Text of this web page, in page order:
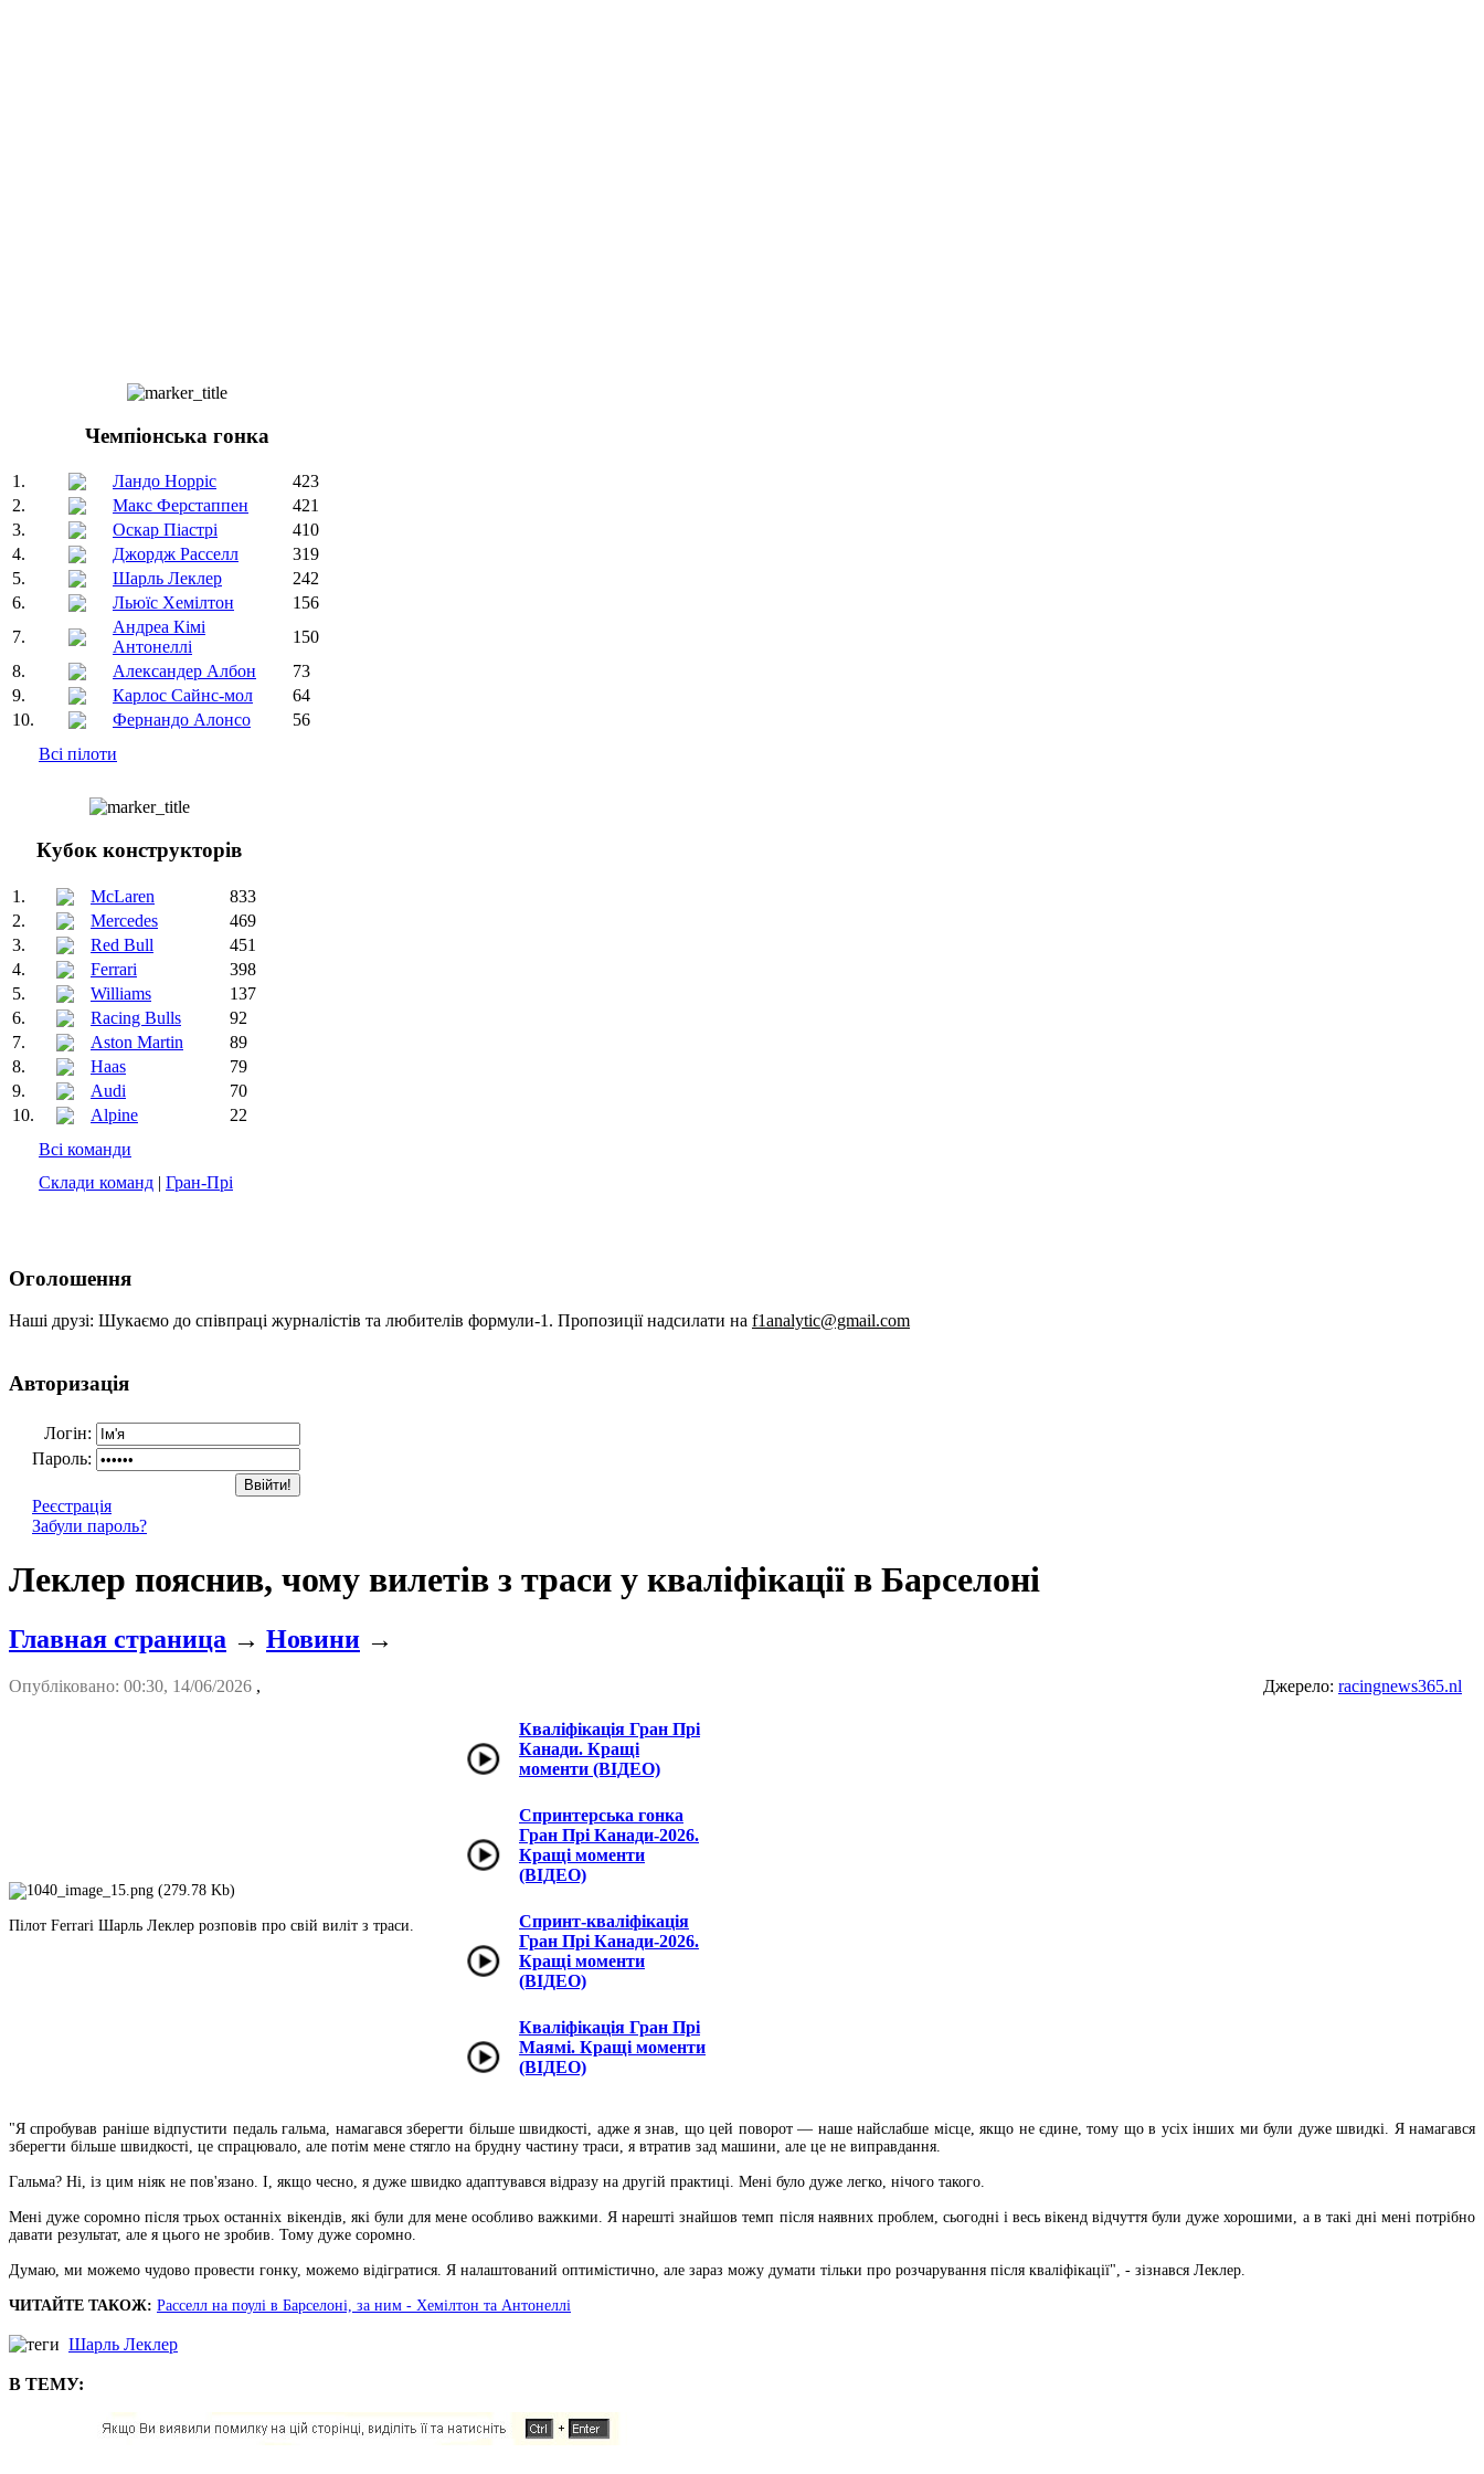
Чемпіонська гонка
1. Ландо Норріс
423
2.
Макс Ферстаппен
421
3.
Оскар Піастрі
410
4.
Джордж Расселл
319
5.
Шарль Леклер
242
6.
Льюїс Хемілтон
156
7.
Андреа Кімі
Антонеллі
150
8.
Александер Албон
73
9.
Карлос Сайнс-мол
64
10.
Фернандо Алонсо
56
Всі пілоти
Кубок конструкторів
1. McLaren
833
2.
Mercedes
469
3.
Red Bull
451
4.
Ferrari
398
5.
Williams
137
6.
Racing Bulls
92
7.
Aston Martin
89
8.
Haas
79
9.
Audi
70
10.
Alpine
22
Всі команди
Склади команд | Гран-Прі
Оголошення
Наші друзі: Шукаємо до співпраці журналістів та любителів формули-1. Пропозиції надсилати на f1analytic@gmail.com
Авторизація
Логін:
Пароль:
Реєстрація
Забули пароль?
Леклер пояснив, чому вилетів з траси у кваліфікації в Барселоні
Главная страница → Новини →
Опубліковано: 00:30, 14/06/2026 , Джерело: racingnews365.nl
Пілот Ferrari Шарль Леклер розповів про свій виліт з траси.
Кваліфікація Гран Прі
Канади. Кращі
моменти (ВІДЕО)
Спринтерська гонка
Гран Прі Канади-2026.
Кращі моменти
(ВІДЕО)
Спринт-кваліфікація
Гран Прі Канади-2026.
Кращі моменти
(ВІДЕО)
Кваліфікація Гран Прі
Маямі. Кращі моменти
(ВІДЕО)
"Я спробував раніше відпустити педаль гальма, намагався зберегти більше швидкості, адже я знав, що цей поворот — наше найслабше місце, якщо не єдине, тому що в усіх інших ми були дуже швидкі. Я намагався
зберегти більше швидкості, це спрацювало, але потім мене стягло на брудну частину траси, я втратив зад машини, але це не виправдання.
Гальма? Ні, із цим ніяк не пов'язано. І, якщо чесно, я дуже швидко адаптувався відразу на другій практиці. Мені було дуже легко, нічого такого.
Мені дуже соромно після трьох останніх вікендів, які були для мене особливо важкими. Я нарешті знайшов темп після наявних проблем, сьогодні і весь вікенд відчуття були дуже хорошими, а в такі дні мені потрібно
давати результат, але я цього не зробив. Тому дуже соромно.
Думаю, ми можемо чудово провести гонку, можемо відігратися. Я налаштований оптимістично, але зараз можу думати тільки про розчарування після кваліфікації", - зізнався Леклер.
ЧИТАЙТЕ ТАКОЖ: Расселл на поулі в Барселоні, за ним - Хемілтон та Антонеллі
Шарль Леклер
В ТЕМУ: